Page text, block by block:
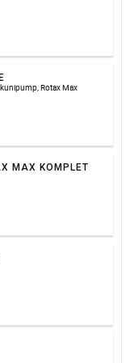
Rotax Max
MAX KOMPLET